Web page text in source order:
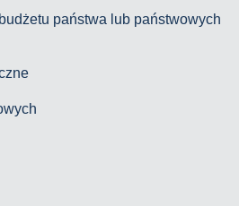
państwa lub państwowych